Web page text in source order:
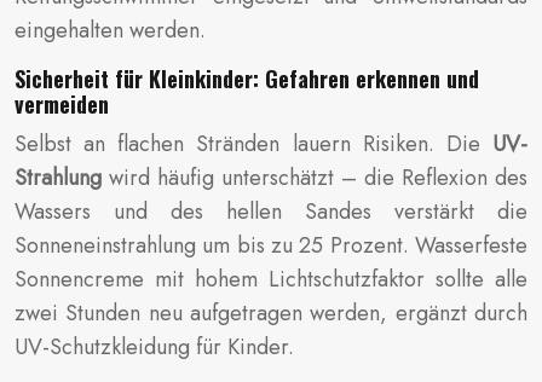
eingehalten werden.
Sicherheit für Kleinkinder: Gefahren erkennen und
vermeiden
Selbst an flachen Stränden lauern Risiken. Die UV-
Strahlung wird häufig unterschätzt – die Reflexion des
Wassers und des hellen Sandes verstärkt die
Sonneneinstrahlung um bis zu 25 Prozent. Wasserfeste
Sonnencreme mit hohem Lichtschutzfaktor sollte alle
zwei Stunden neu aufgetragen werden, ergänzt durch
UV-Schutzkleidung für Kinder.